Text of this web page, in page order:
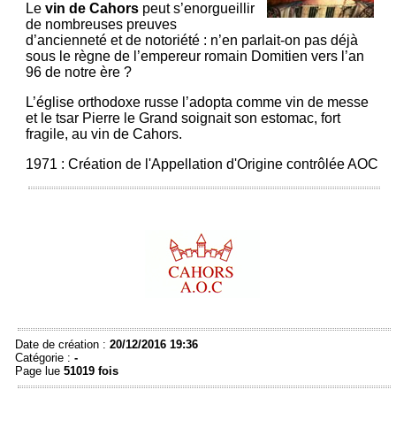
Le vin de Cahors peut s’enorgueillir
de nombreuses preuves
d’ancienneté et de notoriété : n’en parlait-on pas déjà
sous le règne de l’empereur romain Domitien vers l’an
96 de notre ère ?
L’église orthodoxe russe l’adopta comme vin de messe
et le tsar Pierre le Grand soignait son estomac, fort
fragile, au vin de Cahors.
1971 : Création de l'Appellation d'Origine contrôlée AOC
Date de création : 20/12/2016 19:36
Catégorie : -
Page lue 51019 fois